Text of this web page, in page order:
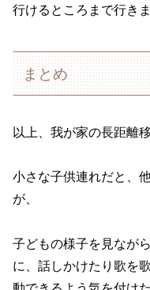
行けるところまで行きま
まとめ
以上、我が家の長距離
小さな子供連れだと、
が、
子どもの様子を見なが
に、話しかけたり歌を